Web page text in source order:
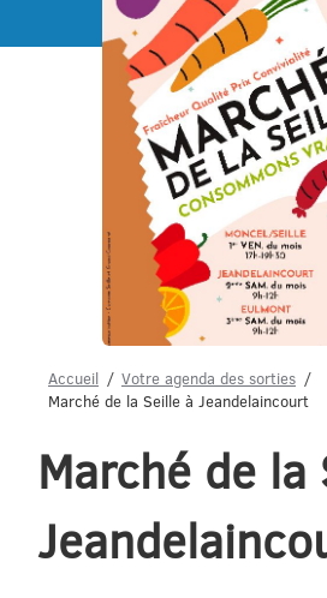
Accueil
Votre agenda des sorties
Marché de la Seille à Jeandelaincourt
Marché de la